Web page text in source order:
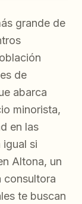
grande de
de
abarca
minorista,
en las
igual si
Altona, un
consultora
te buscan